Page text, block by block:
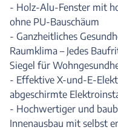
- Holz-Alu-Fenster mit
ohne PU-Bauschäum
- Ganzheitliches
Raumklima – Jedes
Siegel für
- Effektive X-und-E-
abgeschirmte
- Hochwertiger und
Innenausbau mit selbst